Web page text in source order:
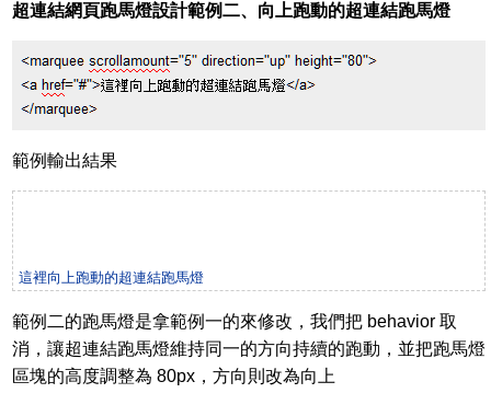
超連結網頁跑馬燈設計範例二、向上跑動的超連結跑馬燈
範例輸出結果
範例二的跑馬燈是拿範例一的來修改，我們把 behavior 取
消，讓超連結跑馬燈維持同一的方向持續的跑動，並把跑馬燈
區塊的高度調整為 80px，方向則改為向上